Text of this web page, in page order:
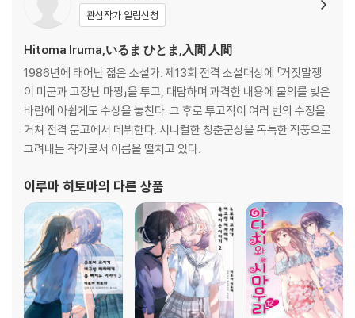
관심작가 알림신청
Hitoma Iruma,いるま ひとま,入間 人間
1986년에 태어난 젊은 소설가. 제13회 전격 소설대상에 「거짓말쟁
이 미군과 고장난 마짱」을 투고, 대담하며 과격한 내용에 물의를 빚은
바람에 아쉽게도 수상을 놓친다. 그 후로 투고작이 여러 번의 수정을
거쳐 전격 문고에서 데뷔한다. 시니컬한 청춘군상을 독특한 작풍으로
그려내는 작가로서 이름을 떨치고 있다.
이루마 히토마의 다른 상품